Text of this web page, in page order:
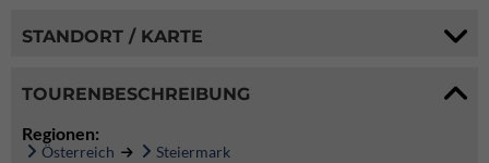
STANDORT / KARTE
TOURENBESCHREIBUNG
Regionen:
Österreich Steiermark